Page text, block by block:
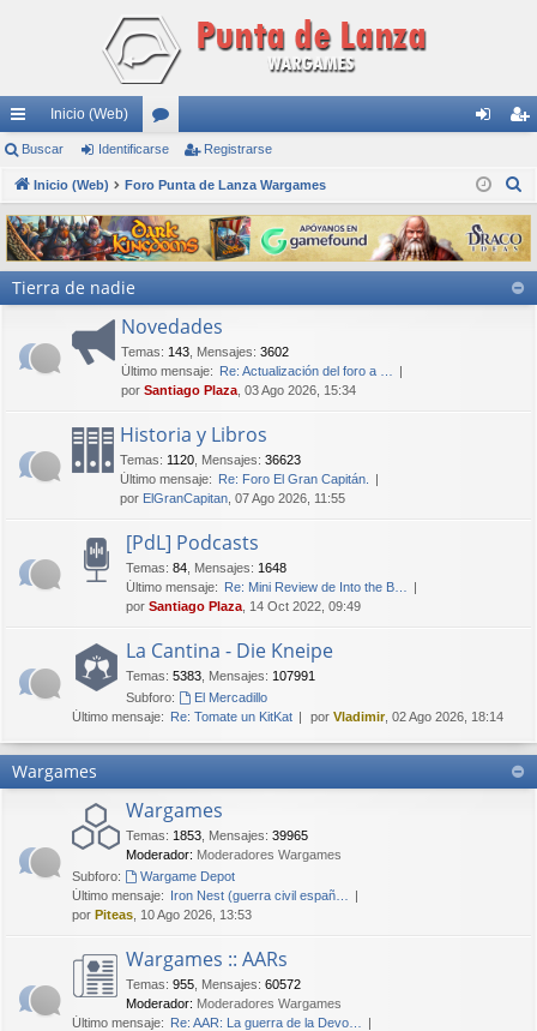
nl
ac
es
rá
pi
Inicio (Web)
or
os nti
fic
ar
ist
ra
rs
e
Buscar Identificarse Registrarse
Inicio (Web) Foro Punta de Lanza Wargames
s
c
Tierra de nadie
Novedades
Temas: 143 Mensajes: 3602
Último mensaje: Re: Actualización del foro a …
por Santiago Plaza , 03 Ago 2026, 15:34
Historia y Libros
Temas: 1120 Mensajes: 36623
Último mensaje: Re: Foro El Gran Capitán.
por ElGranCapitan , 07 Ago 2026, 11:55
[PdL] Podcasts
Temas: 84 Mensajes: 1648
Último mensaje: Re: Mini Review de Into the B…
por Santiago Plaza , 14 Oct 2022, 09:49
La Cantina - Die Kneipe
Temas: 5383 Mensajes: 107991
Subforo:
El Mercadillo
Último mensaje: Re: Tomate un KitKat por Vladimir, 02 Ago 2026, 18:14
Wargames
Wargames
Temas: 1853 Mensajes: 39965
Moderador: Moderadores Wargames
Subforo:
Wargame Depot
Último mensaje: Iron Nest (guerra civil españ…
por Piteas , 10 Ago 2026, 13:53
Wargames :: AARs
Temas: 955 Mensajes: 60572
Moderador: Moderadores Wargames
Último mensaje: Re: AAR: La guerra de la Devo…